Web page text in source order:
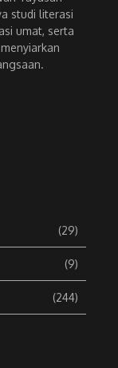
studi literasi
umat, serta
(29)
(9)
(244)